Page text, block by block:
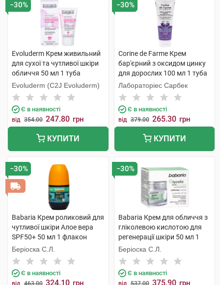
−30%
Evoluderm Крем живильний
для сухої та чутливої шкіри
обличчя 50 мл 1 туба
Evoluderm (C2J Evoluderm)
Є в наявності
від 354.00 247.80 грн
КУПИТИ
−30%
Corine de Farme Крем
бар'єрний з оксидом цинку
для дорослих 100 мл 1 туба
Лабораторіес Сарбек
Є в наявності
від 379.00 265.30 грн
КУПИТИ
−30%
Babaria Крем роликовий для
чутливої шкіри Алое вера
SPF50+ 50 мл 1 флакон
Беріоска С.Л.
Є в наявності
від 463.00 324.10 грн
−30%
Babaria Крем для обличчя з
гліколевою кислотою для
регенерації шкіри 50 мл 1
банка
Беріоска С.Л.
Є в наявності
від 537.00 375.90 грн